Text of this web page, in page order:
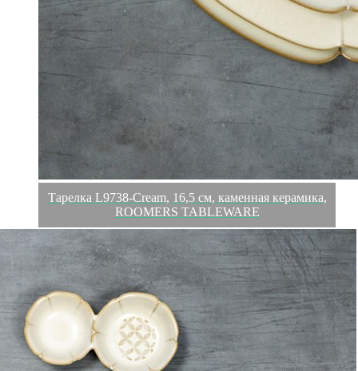
Тарелка L9738-Cream, 16,5 см, каменная керамика,
ROOMERS TABLEWARE
Характеристики
Отзывы0